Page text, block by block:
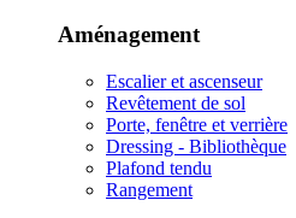
Aménagement
Escalier et ascenseur
Revêtement de sol
Porte, fenêtre et verrière
Dressing - Bibliothèque
Plafond tendu
Rangement